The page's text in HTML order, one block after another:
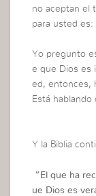
no aceptan el
para usted
Yo pregunto
e que Dios es
ed, entonces,
Está
Y la Biblia
“ El que ha
ue Dios es